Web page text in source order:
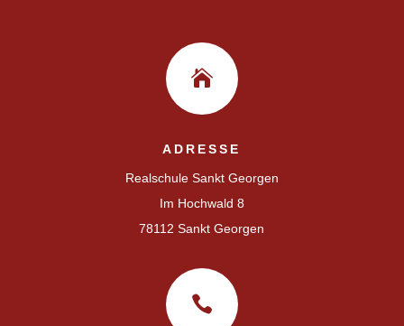

ADRESSE
Realschule Sankt Georgen
Im Hochwald 8
78112 Sankt Georgen
